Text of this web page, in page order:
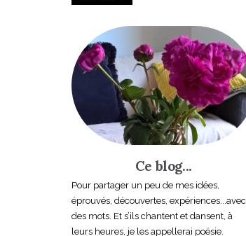
Ce blog...
Pour partager un peu de mes idées,
éprouvés, découvertes, expériences...avec
des mots. Et s’ils chantent et dansent, à
leurs heures, je les appellerai poésie.